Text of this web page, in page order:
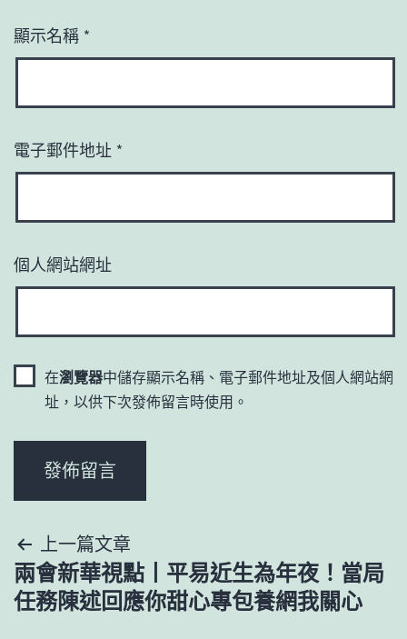
顯示名稱 *
電子郵件地址 *
個人網站網址
在瀏覽器中儲存顯示名稱、電子郵件地址及個人網站網
址，以供下次發佈留言時使用。
文
章
上一篇文章
兩會新華視點丨平易近生為年夜！當局
任務陳述回應你甜心專包養網我關心